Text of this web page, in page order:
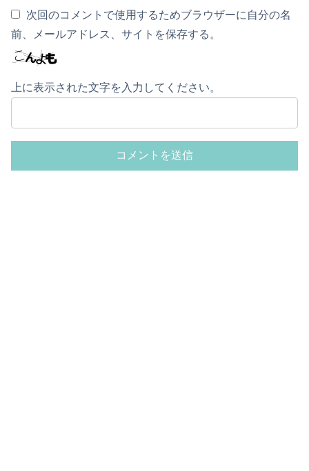
次回のコメントで使用するためブラウザーに自分の名
前、メールアドレス、サイトを保存する。
上に表示された文字を入力してください。